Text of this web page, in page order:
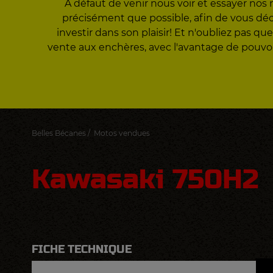
A défaut de venir nous voir et essayer
précisément que possible, afin de vous
investir dans son plaisir! Et n'oubliez pas
vente aux enchères, avec l'avantage de
Belles Bécanes / Motos vendues
Kawasaki 750H2
FICHE TECHNIQUE